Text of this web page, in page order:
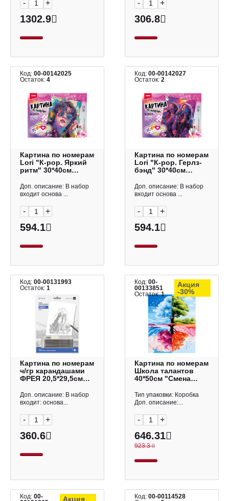
- +
1302.9
- +
306.8
Код: 00-00142025
Остаток: 4
Картина по номерам
Lori "К-рор. Яркий
ритм" 30*40см
Доп. описание: В набор
входит основа ...
- +
594.1
Код:00-00142027
Остаток:2
Картина по номерам
Lori "К-рор. Герлз-
бэнд" 30*40см
Доп. описание: В набор
входит основа ...
- +
594.1
Код: 00-00131993
Остаток: 1
Картина по номерам
ч/гр карандашами
ФРЕЯ 20,5*29,5см
RPSB-0045
Доп. описание: В набор
входит: основа...
- +
360.6
Код:00-
00133851
Остаток:1
Акция
-30%
Картина по номерам
Школа талантов
40*50см "Смена
Тип упаковки: Коробка
Доп. описание:...
- +
646.31
923.3
Код: 00-
Акция
Код:00-00114528